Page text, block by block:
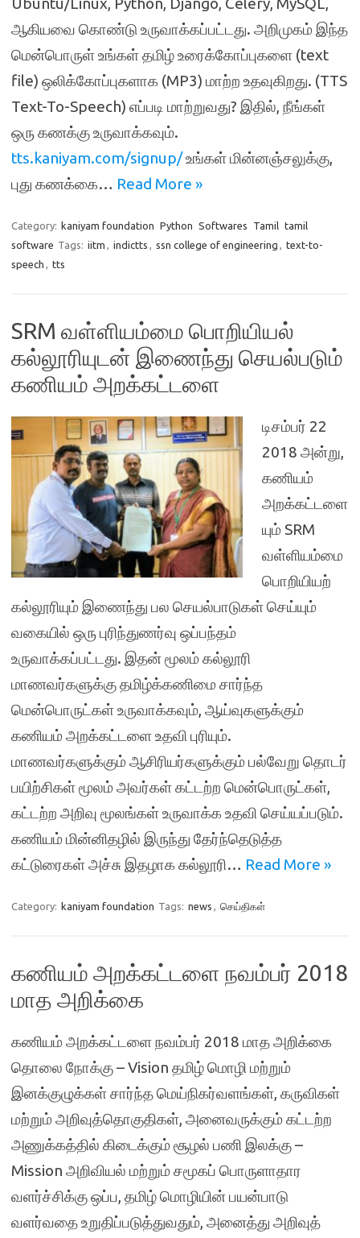
ஆகியவை கொண்டு உருவாக்கப்பட்டது. அறிமுகம் இந்த
மென்பொருள் உங்கள் தமிழ் உரைக்கோப்புகளை (text
file) ஒலிக்கோப்புகளாக (MP3) மாற்ற உதவுகிறது. (TTS
Text-To-Speech) எப்படி மாற்றுவது? இதில், நீங்கள்
ஒரு கணக்கு உருவாக்கவும்.
tts.kaniyam.com/signup/உங்கள் மின்னஞ்சலுக்கு,
புது கணக்கை… Read More »
Category: kaniyam foundation Python Softwares Tamil tamil
software Tags: iitm , indictts , ssn college of engineering , text-to-
speech , tts
SRM வள்ளியம்மை பொறியியல்
கல்லூரியுடன் இணைந்து செயல்படும்
கணியம் அறக்கட்டளை
டிசம்பர் 22
2018 அன்று,
கணியம்
அறக்கட்டளை
யும் SRM
வள்ளியம்மை
பொறியியற்
கல்லூரியும் இணைந்து பல செயல்பாடுகள் செய்யும்
வகையில் ஒரு புரிந்துணர்வு ஒப்பந்தம்
உருவாக்கப்பட்டது. இதன் மூலம் கல்லூரி
மாணவர்களுக்கு தமிழ்க்கணிமை சார்ந்த
மென்பொருட்கள் உருவாக்கவும், ஆய்வுகளுக்கும்
கணியம் அறக்கட்டளை உதவி புரியும்.
மாணவர்களுக்கும் ஆசிரியர்களுக்கும் பல்வேறு தொடர்
பயிற்சிகள் மூலம் அவர்கள் கட்டற்ற மென்பொருட்கள்,
கட்டற்ற அறிவு மூலங்கள் உருவாக்க உதவி செய்யப்படும்.
கணியம் மின்னிதழில் இருந்து தேர்ந்தெடுத்த
கட்டுரைகள் அச்சு இதழாக கல்லூரி… Read More »
Category: kaniyam foundation Tags: news , செய்திகள்
கணியம் அறக்கட்டளை நவம்பர் 2018
மாத அறிக்கை
கணியம் அறக்கட்டளை நவம்பர் 2018 மாத அறிக்கை
தொலை நோக்கு – Vision தமிழ் மொழி மற்றும்
இனக்குழுக்கள் சார்ந்த மெய்நிகர்வளங்கள், கருவிகள்
மற்றும் அறிவுத்தொகுதிகள், அனைவருக்கும் கட்டற்ற
அணுக்கத்தில் கிடைக்கும் சூழல் பணி இலக்கு –
Mission அறிவியல் மற்றும் சமூகப் பொருளாதார
வளர்ச்சிக்கு ஒப்ப, தமிழ் மொழியின் பயன்பாடு
வளர்வதை உறுதிப்படுத்துவதும், அனைத்து அறிவுத்